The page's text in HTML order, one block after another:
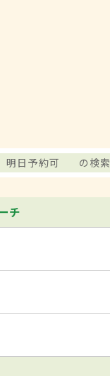
明日予約可 の検
チ